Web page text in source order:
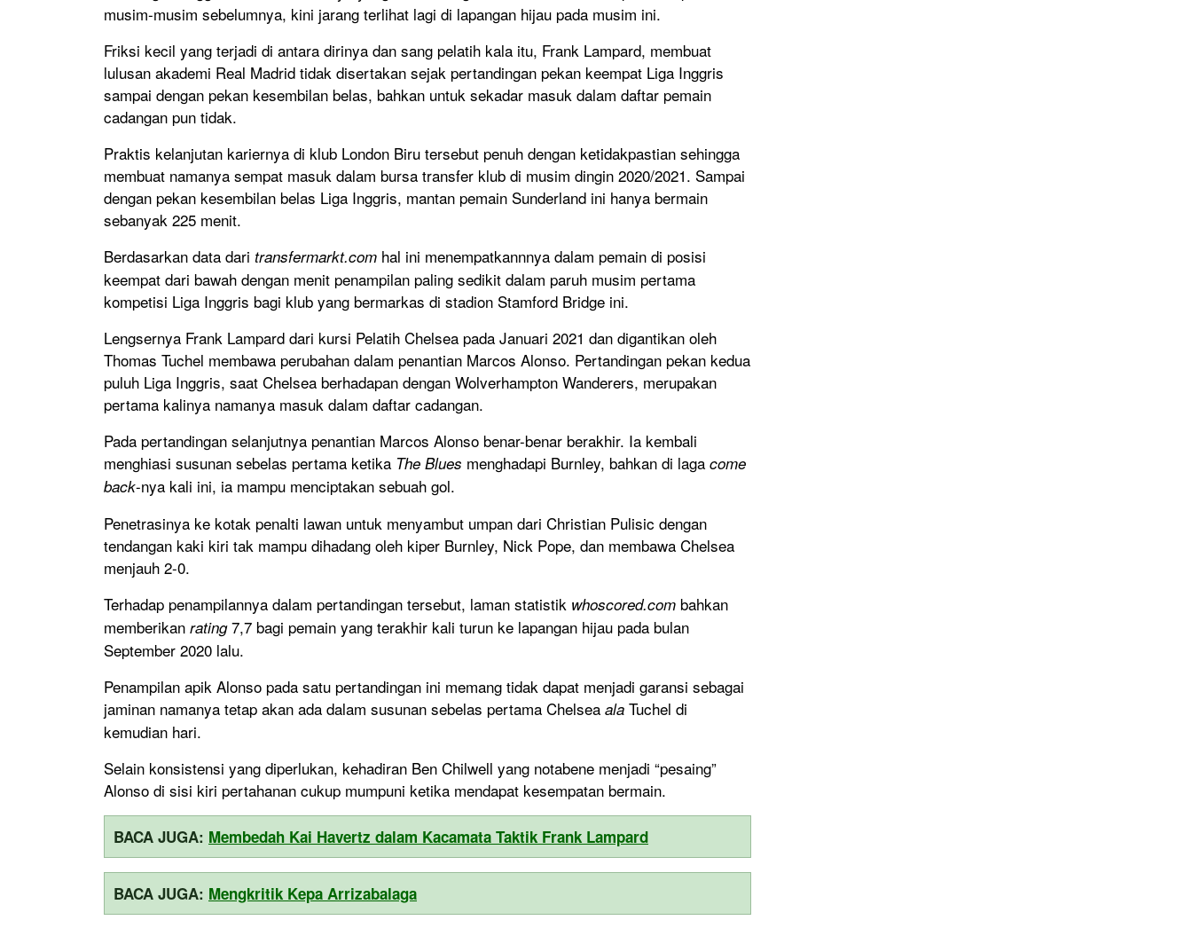
musim-musim sebelumnya, kini jarang terlihat lagi di lapangan hijau pada musim ini.
Friksi kecil yang terjadi di antara dirinya dan sang pelatih kala itu, Frank Lampard, membuat
lulusan akademi Real Madrid tidak disertakan sejak pertandingan pekan keempat Liga Inggris
sampai dengan pekan kesembilan belas, bahkan untuk sekadar masuk dalam daftar pemain
cadangan pun tidak.
Praktis kelanjutan kariernya di klub London Biru tersebut penuh dengan ketidakpastian sehingga
membuat namanya sempat masuk dalam bursa transfer klub di musim dingin 2020/2021. Sampai
dengan pekan kesembilan belas Liga Inggris, mantan pemain Sunderland ini hanya bermain
sebanyak 225 menit.
Berdasarkan data dari transfermarkt.com hal ini menempatkannnya dalam pemain di posisi
keempat dari bawah dengan menit penampilan paling sedikit dalam paruh musim pertama
kompetisi Liga Inggris bagi klub yang bermarkas di stadion Stamford Bridge ini.
Lengsernya Frank Lampard dari kursi Pelatih Chelsea pada Januari 2021 dan digantikan oleh
Thomas Tuchel membawa perubahan dalam penantian Marcos Alonso. Pertandingan pekan kedua
puluh Liga Inggris, saat Chelsea berhadapan dengan Wolverhampton Wanderers, merupakan
pertama kalinya namanya masuk dalam daftar cadangan.
Pada pertandingan selanjutnya penantian Marcos Alonso benar-benar berakhir. Ia kembali
menghiasi susunan sebelas pertama ketika The Blues menghadapi Burnley, bahkan di laga come
back-nya kali ini, ia mampu menciptakan sebuah gol.
Penetrasinya ke kotak penalti lawan untuk menyambut umpan dari Christian Pulisic dengan
tendangan kaki kiri tak mampu dihadang oleh kiper Burnley, Nick Pope, dan membawa Chelsea
menjauh 2-0.
Terhadap penampilannya dalam pertandingan tersebut, laman statistik whoscored.com bahkan
memberikan rating7,7 bagi pemain yang terakhir kali turun ke lapangan hijau pada bulan
September 2020 lalu.
Penampilan apik Alonso pada satu pertandingan ini memang tidak dapat menjadi garansi sebagai
jaminan namanya tetap akan ada dalam susunan sebelas pertama Chelsea ala Tuchel di
kemudian hari.
Selain konsistensi yang diperlukan, kehadiran Ben Chilwell yang notabene menjadi “pesaing”
Alonso di sisi kiri pertahanan cukup mumpuni ketika mendapat kesempatan bermain.
BACA JUGA: Membedah Kai Havertz dalam Kacamata Taktik Frank Lampard
BACA JUGA: Mengkritik Kepa Arrizabalaga